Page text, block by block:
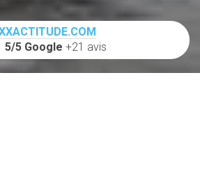
5/5 Google +21 avis